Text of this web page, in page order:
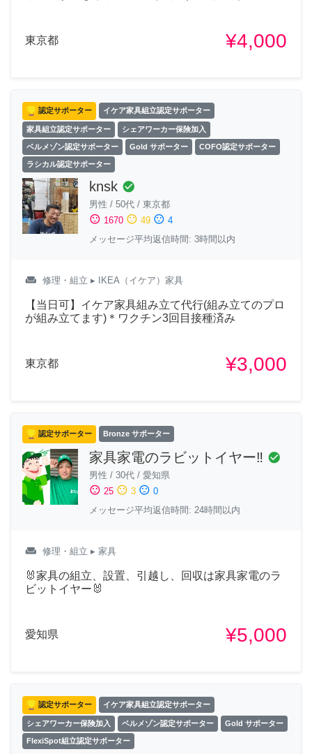
東京都 ¥4,000
認定サポーター イケア家具組立認定サポーター
家具組立認定サポーター シェアワーカー保険加入
ベルメゾン認定サポーター Gold サポーター COFO認定サポーター
ラシカル認定サポーター
knsk check_circle
男性 / 50代 / 東京都
sentiment_satisfied 1670 sentiment_neutral 49 sentiment_dissatisfied 4
メッセージ平均返信時間: 3時間以内
weekend 修理・組立 ▸ IKEA（イケア）家具
【当日可】イケア家具組み立て代行(組み立てのプロ
が組み立てます)＊ワクチン3回目接種済み
東京都 ¥3,000
認定サポーター Bronze サポーター
家具家電のラビットイヤー‼️ check_circle
男性 / 30代 / 愛知県
sentiment_satisfied 25 sentiment_neutral 3 sentiment_dissatisfied 0
メッセージ平均返信時間: 24時間以内
weekend 修理・組立 ▸ 家具
🐰家具の組立、設置、引越し、回収は家具家電のラ
ビットイヤー🐰
愛知県 ¥5,000
認定サポーター イケア家具組立認定サポーター
シェアワーカー保険加入 ベルメゾン認定サポーター Gold サポーター
FlexiSpot組立認定サポーター